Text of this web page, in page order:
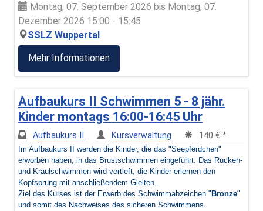
Montag, 07. September 2026 bis Montag, 07.
Dezember 2026 15:00 - 15:45
SSLZ Wuppertal
Mehr Informationen
Aufbaukurs II Schwimmen 5 - 8 jähr.
Kinder montags 16:00-16:45 Uhr
Aufbaukurs II Kursverwaltung 140 € *
Im Aufbaukurs II werden die Kinder, die das "Seepferdchen"
erworben haben, in das Brustschwimmen eingeführt. Das Rücken-
und Kraulschwimmen wird vertieft, die Kinder erlernen den
Kopfsprung mit anschließendem Gleiten.
Ziel des Kurses ist der Erwerb des Schwimmabzeichen "Bronze"
und somit des Nachweises des sicheren Schwimmens.